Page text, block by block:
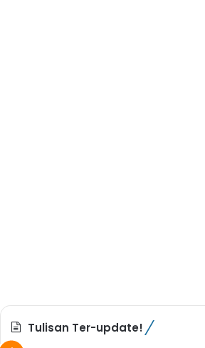
Tulisan Ter-update!